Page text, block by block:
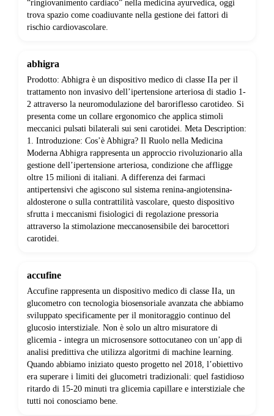
“ringiovanimento cardiaco” nella medicina ayurvedica, oggi
trova spazio come coadiuvante nella gestione dei fattori di
rischio cardiovascolare.
abhigra
Prodotto: Abhigra è un dispositivo medico di classe IIa per il
trattamento non invasivo dell’ipertensione arteriosa di stadio 1-
2 attraverso la neuromodulazione del baroriflesso carotideo. Si
presenta come un collare ergonomico che applica stimoli
meccanici pulsati bilaterali sui seni carotidei. Meta Description:
1. Introduzione: Cos’è Abhigra? Il Ruolo nella Medicina
Moderna Abhigra rappresenta un approccio rivoluzionario alla
gestione dell’ipertensione arteriosa, condizione che affligge
oltre 15 milioni di italiani. A differenza dei farmaci
antipertensivi che agiscono sul sistema renina-angiotensina-
aldosterone o sulla contrattilità vascolare, questo dispositivo
sfrutta i meccanismi fisiologici di regolazione pressoria
attraverso la stimolazione meccanosensibile dei barocettori
carotidei.
accufine
Accufine rappresenta un dispositivo medico di classe IIa, un
glucometro con tecnologia biosensoriale avanzata che abbiamo
sviluppato specificamente per il monitoraggio continuo del
glucosio interstiziale. Non è solo un altro misuratore di
glicemia - integra un microsensore sottocutaneo con un’app di
analisi predittiva che utilizza algoritmi di machine learning.
Quando abbiamo iniziato questo progetto nel 2018, l’obiettivo
era superare i limiti dei glucometri tradizionali: quel fastidioso
ritardo di 15-20 minuti tra glicemia capillare e interstiziale che
tutti noi conosciamo bene.